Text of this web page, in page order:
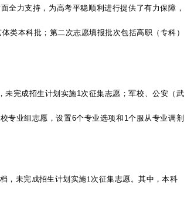
全力支持，为高考平稳顺利进行提供了有力保障，
类本科批；第二次志愿填报批次包括高职（专科）
未完成招生计划实施1次征集志愿；军校、公安（武
专业组志愿，设置6个专业选项和1个服从专业调剂
，未完成招生计划实施1次征集志愿。其中，本科